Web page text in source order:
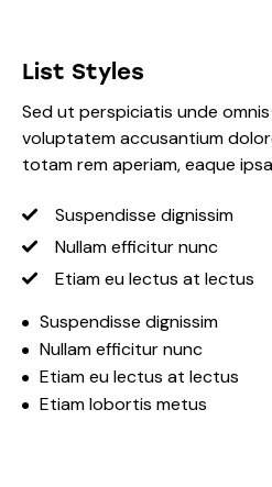
List Styles
Sed ut perspiciatis unde
voluptatem accusantium
totam rem aperiam, eaque
Suspendisse dignissim
Nullam efficitur nunc
Etiam eu lectus at lectus
Suspendisse dignissim
Nullam efficitur nunc
Etiam eu lectus at lectus
Etiam lobortis metus